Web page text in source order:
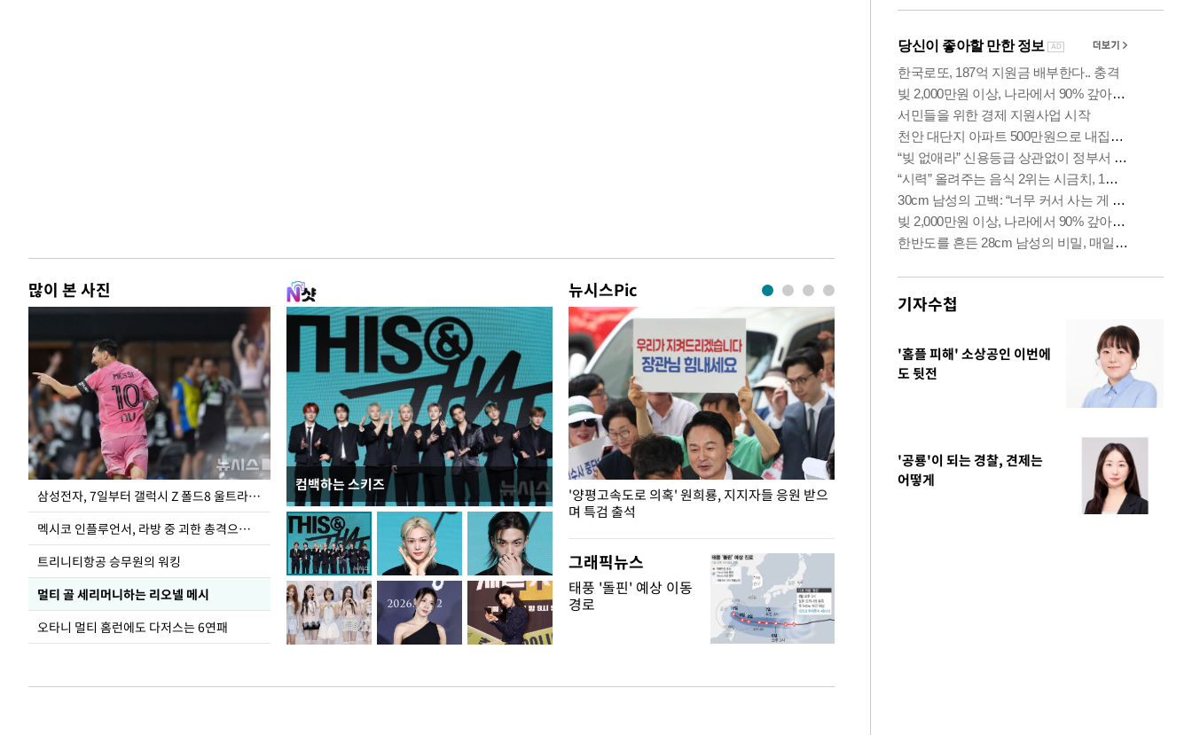
많이 본 사진
삼성전자, 7일부터 갤럭시 Z 폴드8 울트라·폴드8·플립8 출시
멕시코 인플루언서, 라방 중 괴한 총격으로 사망
트리니티항공 승무원의 워킹
멀티 골 세리머니하는 리오넬 메시
오타니 멀티 홈런에도 다저스는 6연패
컴백하는 스키즈
뉴시스Pic
이재명 대통령, "수사·기소 분리 관련 대비책 최
선 다해 강구해야"
'양평고속도로 의혹' 원희룡, 지지자들 응원 받으
며 특검 출석
장동혁 "李 대
하다"
그래픽뉴스
태풍 '돌핀' 예상 이동
경로
기자수첩
'홈플 피해' 소상공인 이번에
도 뒷전
'공룡'이 되는 경찰, 견제는
어떻게